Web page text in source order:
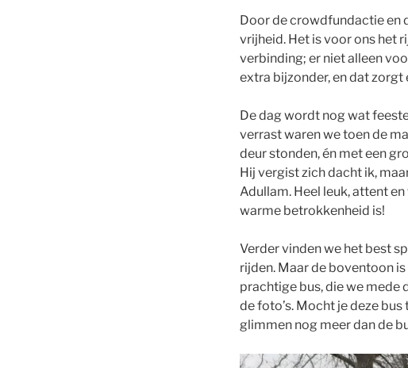
Door de crowdfundactie en
vrijheid. Het is voor ons het
verbinding; er niet alleen
extra bijzonder, en dat
De dag wordt nog wat
verrast waren we toen de
deur stonden, én met een
Hij vergist zich dacht ik,
Adullam. Heel leuk, attent
warme betrokkenheid is!
Verder vinden we het best
rijden. Maar de boventoon
prachtige bus, die we mede
de foto’s. Mocht je deze
glimmen nog meer dan de